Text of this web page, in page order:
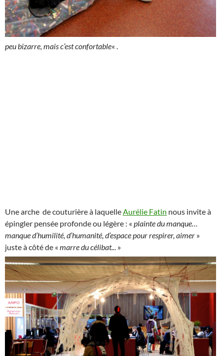
peu bizarre, mais c’est confortable« .
Une arche de couturière à laquelleAurélie Fatin nous invite à
épingler pensée profonde ou légère : « plainte du manque…
manque d’humilité, d’humanité, d’espace pour respirer, aimer »
juste à côté de « marre du célibat... »